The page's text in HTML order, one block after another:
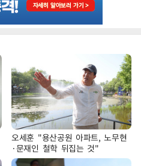
오세훈 "용산공원 아파트, 노무현
·문재인 철학 뒤집는 것"